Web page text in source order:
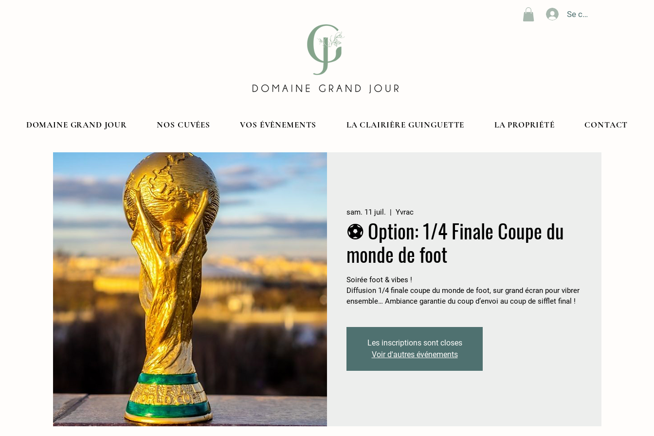
Se connecter
DOMAINE GRAND JOUR NOS CUVÉES VOS ÉVÈNEMENTS LA CLAIRIÈRE GUINGUETTE LA PROPRIÉTÉ CONTACT
sam. 11 juil.
  |
Yvrac
⚽ Option: 1/4 Finale Coupe du
monde de foot
Soirée foot & vibes !
Diffusion 1/4 finale coupe du monde de foot, sur grand écran pour vibrer
ensemble… Ambiance garantie du coup d’envoi au coup de sifflet final !
Les inscriptions sont closes
Voir d'autres événements